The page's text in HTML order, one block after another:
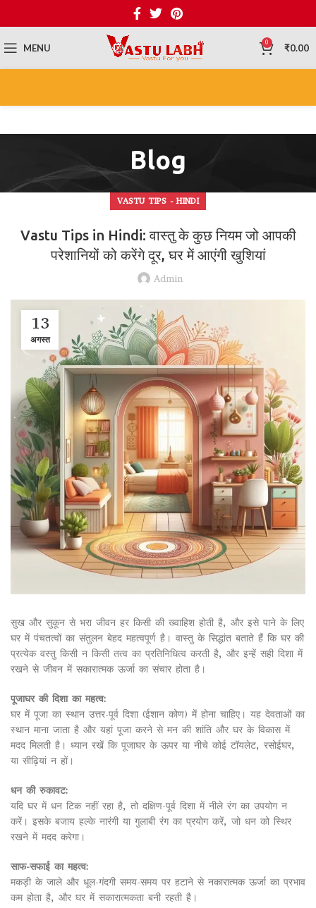
MENU 0 ₹0.00
Blog
VASTU TIPS - HINDI
Vastu Tips in Hindi: वास्तु के कुछ नियम जो आपकी
परेशानियों को करेंगे दूर, घर में आएंगी खुशियां
Admin
13
अगस्त
सुख और सुकून से भरा जीवन हर किसी की ख्वाहिश होती है, और इसे पाने के लिए
घर में पंचतत्वों का संतुलन बेहद महत्वपूर्ण है। वास्तु के सिद्धांत बताते हैं कि घर की
प्रत्येक वस्तु किसी न किसी तत्व का प्रतिनिधित्व करती है, और इन्हें सही दिशा में
रखने से जीवन में सकारात्मक ऊर्जा का संचार होता है।
पूजाघर की दिशा का महत्व:
घर में पूजा का स्थान उत्तर-पूर्व दिशा (ईशान कोण) में होना चाहिए। यह देवताओं का
स्थान माना जाता है और यहां पूजा करने से मन की शांति और घर के विकास में
मदद मिलती है। ध्यान रखें कि पूजाघर के ऊपर या नीचे कोई टॉयलेट, रसोईघर,
या सीढ़ियां न हों।
धन की रुकावट:
यदि घर में धन टिक नहीं रहा है, तो दक्षिण-पूर्व दिशा में नीले रंग का उपयोग न
करें। इसके बजाय हल्के नारंगी या गुलाबी रंग का प्रयोग करें, जो धन को स्थिर
रखने में मदद करेगा।
साफ-सफाई का महत्व:
मकड़ी के जाले और धूल-गंदगी समय-समय पर हटाने से नकारात्मक ऊर्जा का प्रभाव
कम होता है, और घर में सकारात्मकता बनी रहती है।